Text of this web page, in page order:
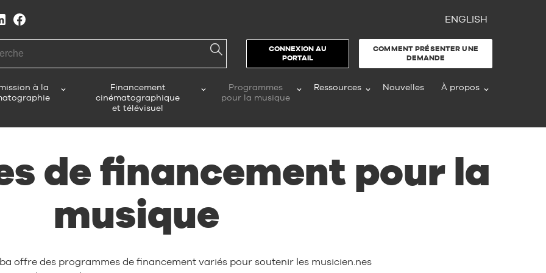
ENGLISH
CONNEXION AU
PORTAIL
COMMENT PRÉSENTER UNE
DEMANDE
à la
Financement
cinématographique
et télévisuel
Programmes
pour la musique
Ressources Nouvelles À propos
de financement pour la
musique
offre des programmes de financement variés pour soutenir les musicien.nes